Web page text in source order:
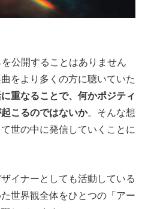
公開することはありません
をより多くの方に聴いていた
重なることで、何かポジティ
こるのではないか。そんな想
世の中に発信していくことに
イナーとしても活動している
世界観全体をひとつの「アー